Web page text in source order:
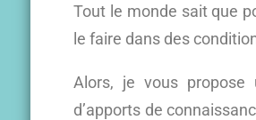
Tout le monde sait que
le faire dans des
Alors, je vous propose
d’apports de